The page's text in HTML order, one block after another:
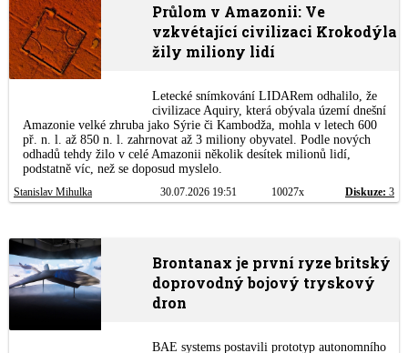
Průlom v Amazonii: Ve
vzkvétající civilizaci Krokodýla
žily miliony lidí
Letecké snímkování LIDARem odhalilo, že
civilizace Aquiry, která obývala území dnešní
Amazonie velké zhruba jako Sýrie či Kambodža, mohla v letech 600
př. n. l. až 850 n. l. zahrnovat až 3 miliony obyvatel. Podle nových
odhadů tehdy žilo v celé Amazonii několik desítek milionů lidí,
podstatně víc, než se doposud myslelo.
Stanislav Mihulka 30.07.2026 19:51 10027x Diskuze: 3
Brontanax je první ryze britský
doprovodný bojový tryskový
dron
BAE systems postavili prototyp autonomního